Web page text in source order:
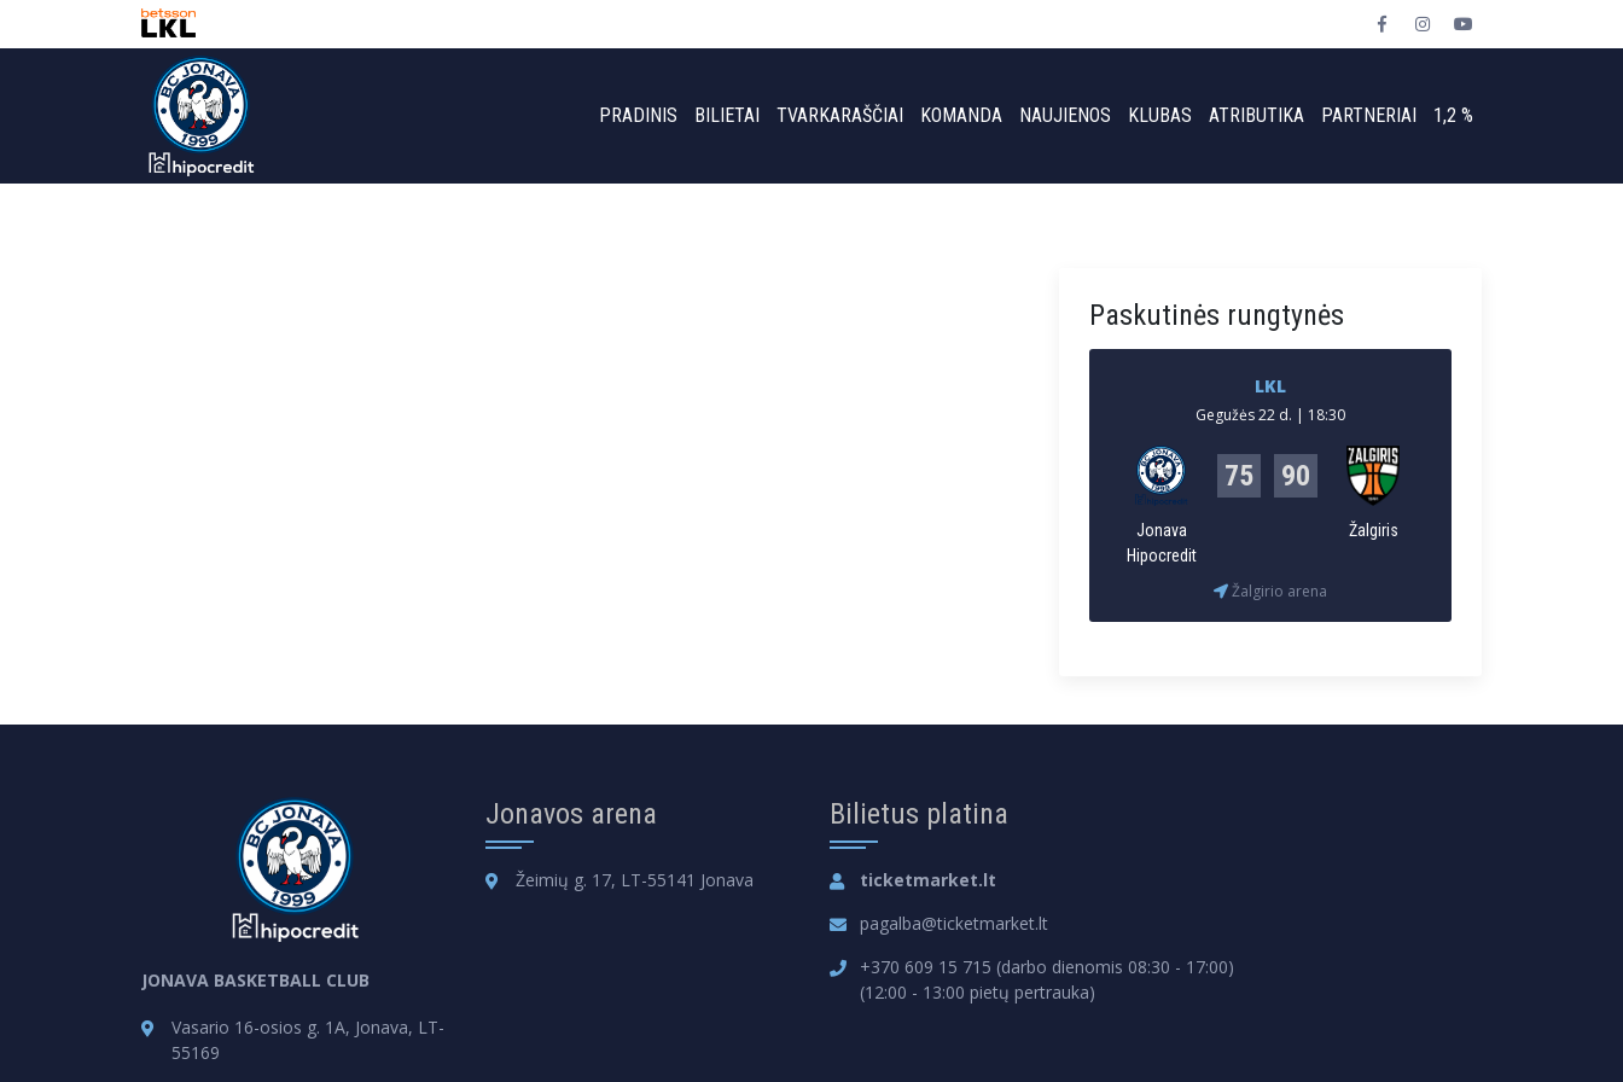
PRADINIS BILIETAI TVARKARAŠČIAI KOMANDA NAUJIENOS KLUBAS ATRIBUTIKA PARTNERIAI 1,2 %
Paskutinės rungtynės
LKL
Gegužės 22 d. | 18:30
Jonava
Hipocredit
75 90
Žalgiris
Žalgirio arena
JONAVA BASKETBALL CLUB
Vasario 16-osios g. 1A, Jonava, LT-
55169
Jonavos arena
Žeimių g. 17, LT-55141 Jonava
Bilietus platina
ticketmarket.lt
pagalba@ticketmarket.lt
+370 609 15 715 (darbo dienomis 08:30 - 17:00)
(12:00 - 13:00 pietų pertrauka)